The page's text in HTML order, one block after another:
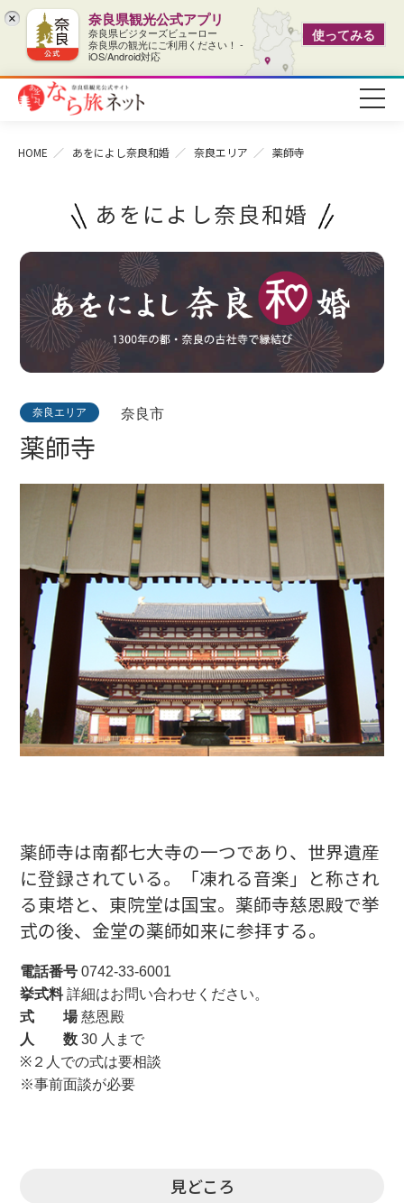
× 奈良県観光公式アプリ
奈良県ビジターズビューロー
奈良県の観光にご利用ください！ -
iOS/Android対応
使ってみる
HOME あをによし奈良和婚 奈良エリア 薬師寺
あをによし奈良和婚
奈良エリア 奈良市
薬師寺
薬師寺は南都七大寺の一つであり、世界遺産
に登録されている。「凍れる音楽」と称され
る東塔と、東院堂は国宝。薬師寺慈恩殿で挙
式の後、金堂の薬師如来に参拝する。
電話番号 0742-33-6001
挙式料詳細はお問い合わせください。
式 場慈恩殿
人 数 30 人まで
※２人での式は要相談
※事前面談が必要
見どころ